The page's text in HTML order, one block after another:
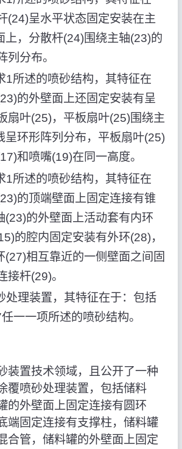
(24)呈水平状态固定安装在主
上，分散杆(24)围绕主轴(23)的
列分布。
1所述的喷砂结构，其特征在
的外壁面上还固定安装有呈
扇叶(25)，平板扇叶(25)围绕主
呈环形阵列分布，平板扇叶(25)
和喷嘴(19)在同一高度。
1所述的喷砂结构，其特征在
的顶端壁面上固定连接有锥
(23)的外壁面上活动套有内环
的腔内固定安装有外环(28)，
(27)相互靠近的一侧壁面之间固
接杆(29)。
处理装置，其特征在于：包括
一一项所述的喷砂结构。
装置技术领域，且公开了一种
覆喷砂处理装置，包括储料
的外壁面上固定连接有圆环
端固定连接有支撑柱，储料罐
合管，储料罐的外壁面上固定